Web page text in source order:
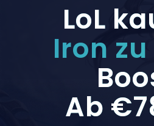
LoL
Iron
Ab